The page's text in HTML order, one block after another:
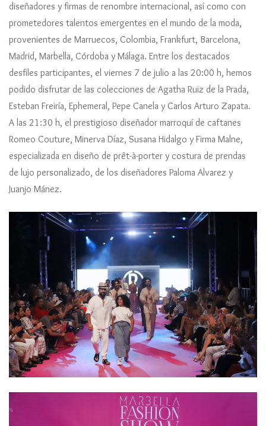
diseñadores y firmas de renombre internacional, así como con
prometedores talentos emergentes en el mundo de la moda,
provenientes de Marruecos, Colombia, Frankfurt, Barcelona,
Madrid, Marbella, Córdoba y Málaga. Entre los destacados
desfiles participantes, el viernes 7 de julio a las 20:00 h, hemos
podido disfrutar de las colecciones de Agatha Ruiz de la Prada,
Esteban Freiría, Ephemeral, Pepe Canela y Carlos Arturo Zapata.
A las 21:30 h, el prestigioso diseñador marroquí de caftanes
Romeo Couture, Minerva Díaz, Susana Hidalgo y Firma Malne,
especializada en diseño de prêt-à-porter y costura de prendas
de lujo personalizado, de los diseñadores Paloma Alvarez y
Juanjo Mánez.